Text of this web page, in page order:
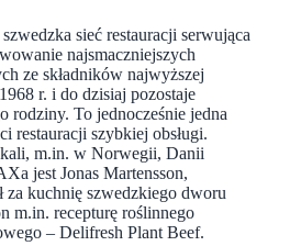
sieć restauracji serwująca
najsmaczniejszych
ze składników najwyższej
r. i do dzisiaj pozostaje
rodziny. To jednocześnie jedna
restauracji szybkiej obsługi.
m.in. w Norwegii, Danii
jest Jonas Martensson,
za kuchnię szwedzkiego dworu
m.in. recepturę roślinnego
– Delifresh Plant Beef.